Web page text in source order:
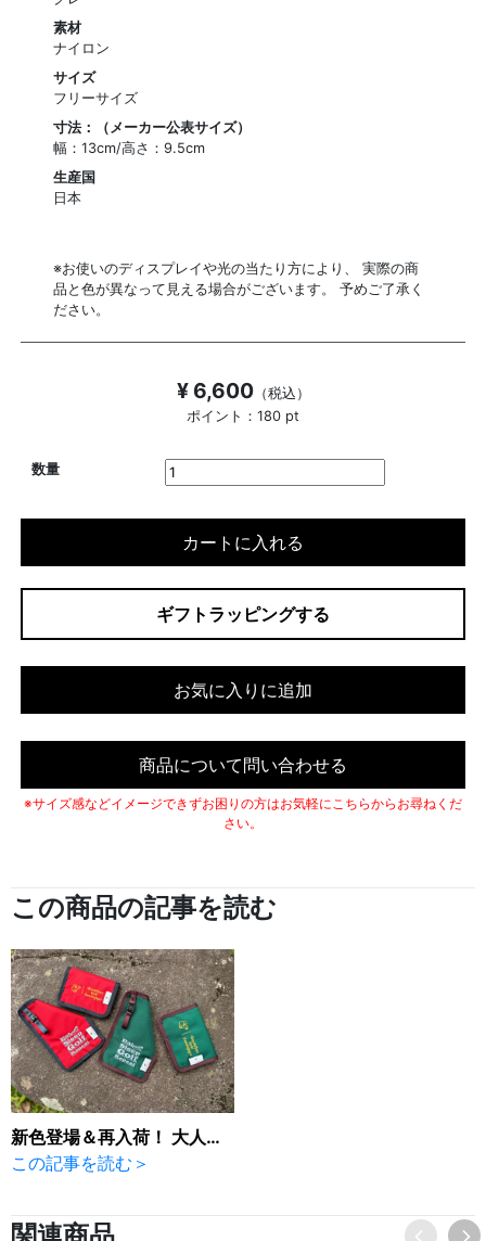
素材
ナイロン
サイズ
フリーサイズ
寸法：（メーカー公表サイズ）
幅：13cm/高さ：9.5cm
生産国
日本
※お使いのディスプレイや光の当たり方により、 実際の商
品と色が異なって見える場合がございます。 予めご了承く
ださい。
¥ 6,600（税込）
ポイント：180 pt
数量
カートに入れる
ギフトラッピングする
お気に入りに追加
商品について問い合わせる
※サイズ感などイメージできずお困りの方はお気軽にこちらからお尋ねくだ
さい。
この商品の記事を読む
新色登場＆再入荷！ 大人気の “ポケットinポーチ”です。
この記事を読む＞